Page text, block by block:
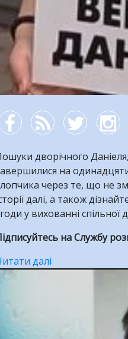
дворічного
на
через те, що не
далі, а також
у вихованні спільної
на Службу
далі